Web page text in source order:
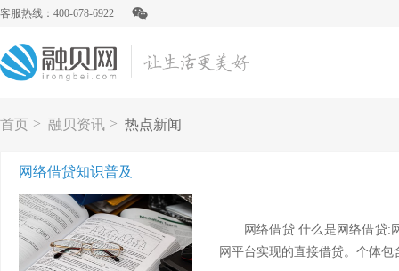
客服热线：400-678-6922
首页 > 融贝资讯 > 热点新闻
网络借贷知识普及
网络借贷 什么是网络借贷:
网平台实现的直接借贷。个体包